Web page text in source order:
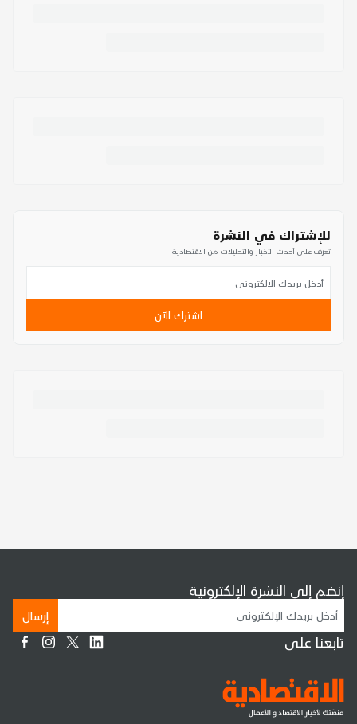
للإشتراك في النشرة
تعرف على أحدث الأخبار والتحليلات من الاقتصادية
اشترك الآن
إنضم إلى النشرة الإلكترونية
إرسال
تابعنا على